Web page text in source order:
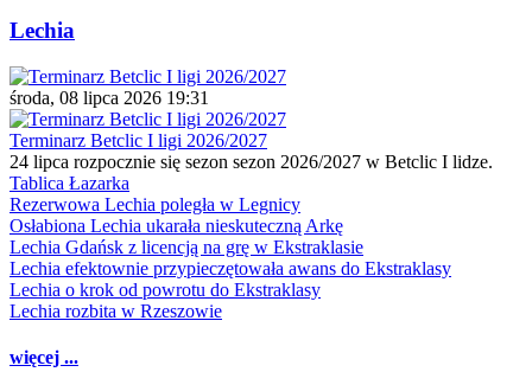
Lechia
środa, 08 lipca 2026 19:31
Terminarz Betclic I ligi 2026/2027
24 lipca rozpocznie się sezon sezon 2026/2027 w Betclic I lidze.
Tablica Łazarka
Rezerwowa Lechia poległa w Legnicy
Osłabiona Lechia ukarała nieskuteczną Arkę
Lechia Gdańsk z licencją na grę w Ekstraklasie
Lechia efektownie przypieczętowała awans do Ekstraklasy
Lechia o krok od powrotu do Ekstraklasy
Lechia rozbita w Rzeszowie
więcej ...